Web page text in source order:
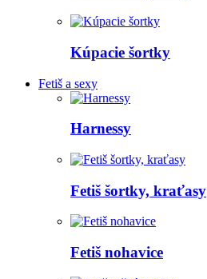
Kúpacie šortky
Fetiš a sexy
Harnessy
Fetiš šortky, kraťasy
Fetiš nohavice